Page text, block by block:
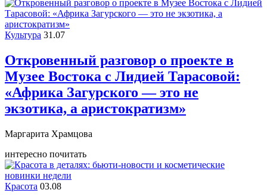
Культура 31.07
Откровенный разговор о проекте в
Музее Востока c Лидией Тарасовой:
«Африка Загурского — это не
экзотика, а аристократизм»
Маргарита Храмцова
интересно почитать
Красота 03.08